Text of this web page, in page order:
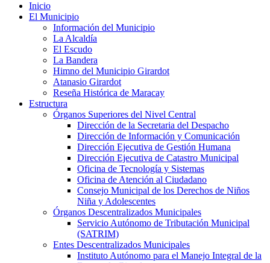
Inicio
El Municipio
Información del Municipio
La Alcaldía
El Escudo
La Bandera
Himno del Municipio Girardot
Atanasio Girardot
Reseña Histórica de Maracay
Estructura
Órganos Superiores del Nivel Central
Dirección de la Secretaria del Despacho
Dirección de Información y Comunicación
Dirección Ejecutiva de Gestión Humana
Dirección Ejecutiva de Catastro Municipal
Oficina de Tecnología y Sistemas
Oficina de Atención al Ciudadano
Consejo Municipal de los Derechos de Niños
Niña y Adolescentes
Órganos Descentralizados Municipales
Servicio Autónomo de Tributación Municipal
(SATRIM)
Entes Descentralizados Municipales
Instituto Autónomo para el Manejo Integral de la